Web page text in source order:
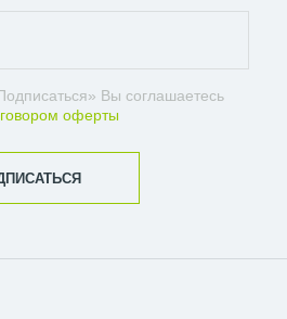
Вы соглашаетесь
оферты